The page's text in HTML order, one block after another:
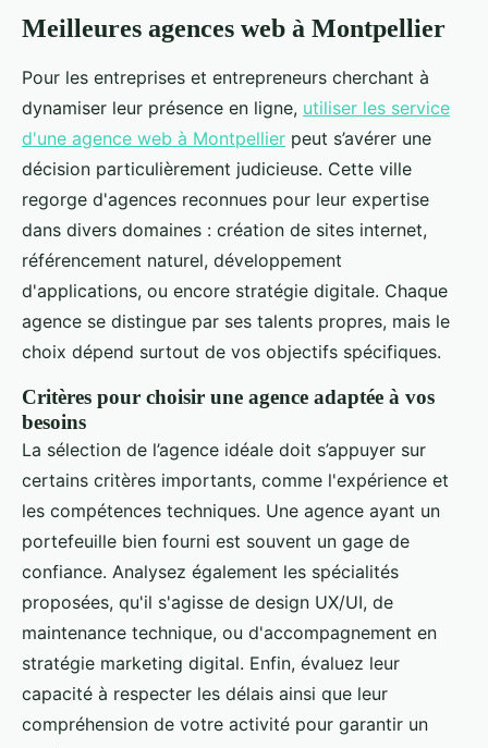
Meilleures agences web à Montpellier
Pour les entreprises et entrepreneurs cherchant à
dynamiser leur présence en ligne, utiliser les service
d'une agence web à Montpellier peut s’avérer une
décision particulièrement judicieuse. Cette ville
regorge d'agences reconnues pour leur expertise
dans divers domaines : création de sites internet,
référencement naturel, développement
d'applications, ou encore stratégie digitale. Chaque
agence se distingue par ses talents propres, mais le
choix dépend surtout de vos objectifs spécifiques.
Critères pour choisir une agence adaptée à vos
besoins
La sélection de l’agence idéale doit s’appuyer sur
certains critères importants, comme l'expérience et
les compétences techniques. Une agence ayant un
portefeuille bien fourni est souvent un gage de
confiance. Analysez également les spécialités
proposées, qu'il s'agisse de design UX/UI, de
maintenance technique, ou d'accompagnement en
stratégie marketing digital. Enfin, évaluez leur
capacité à respecter les délais ainsi que leur
compréhension de votre activité pour garantir un